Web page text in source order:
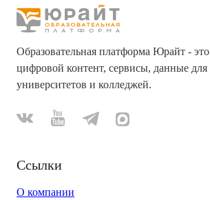
Образовательная платформа Юрайт - это
цифровой контент, сервисы, данные для
университетов и колледжей.
Ссылки
О компании